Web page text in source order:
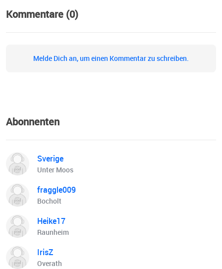
Kommentare (0)
Melde Dich an, um einen Kommentar zu schreiben.
Abonnenten
Sverige
Unter Moos
fraggle009
Bocholt
Heike17
Raunheim
IrisZ
Overath